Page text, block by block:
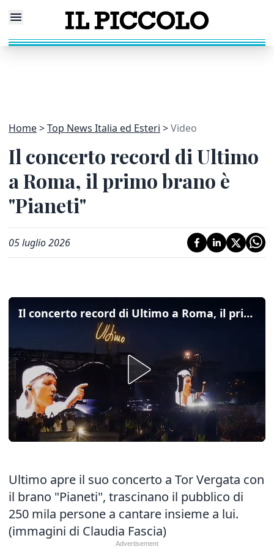
Home Top News Italia ed Esteri Video
Il concerto record di Ultimo
a Roma, il primo brano è
"Pianeti"
05 luglio 2026
Il concerto record di Ultimo a Roma, il primo brano è "Pianeti"
Ultimo apre il suo concerto a Tor Vergata con
il brano "Pianeti", trascinano il pubblico di
250 mila persone a cantare insieme a lui.
(immagini di Claudia Fascia)